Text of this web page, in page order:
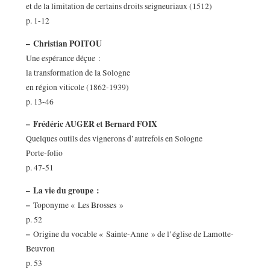
et de la limitation de certains droits seigneuriaux (1512)
p. 1-12
– Christian POITOU
Une espérance déçue :
la transformation de la Sologne
en région viticole (1862-1939)
p. 13-46
– Frédéric AUGER et Bernard FOIX
Quelques outils des vignerons d’autrefois en Sologne
Porte-folio
p. 47-51
– La vie du groupe :
–Toponyme « Les Brosses »
p. 52
–Origine du vocable « Sainte-Anne » de l’église de Lamotte-
Beuvron
p. 53